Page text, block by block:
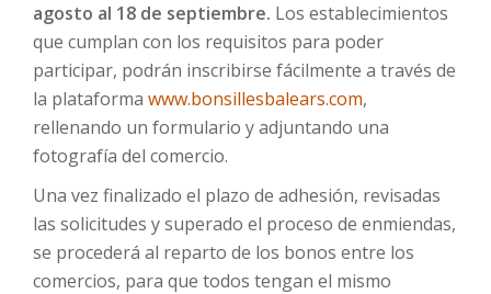
agosto al 18 de septiembre. Los establecimientos
que cumplan con los requisitos para poder
participar, podrán inscribirse fácilmente a través de
la plataforma www.bonsillesbalears.com,
rellenando un formulario y adjuntando una
fotografía del comercio.
Una vez finalizado el plazo de adhesión, revisadas
las solicitudes y superado el proceso de enmiendas,
se procederá al reparto de los bonos entre los
comercios, para que todos tengan el mismo